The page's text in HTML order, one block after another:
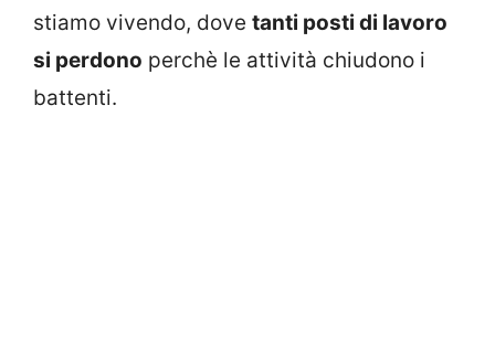
stiamo vivendo, dove tanti posti di lavoro
si perdono perchè le attività chiudono i
battenti.